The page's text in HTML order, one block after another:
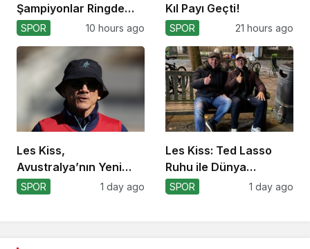
Şampiyonlar Ringde
Kapışacak!
SPOR 10 hours ago
Kıl Payı Geçti!
SPOR 21 hours ago
Les Kiss,
Avustralya’nın Yeni
Koçu Olarak Debüt
SPOR 1 day ago
Les Kiss: Ted Lasso
Ruhu ile Dünya
Kupası’na
SPOR 1 day ago